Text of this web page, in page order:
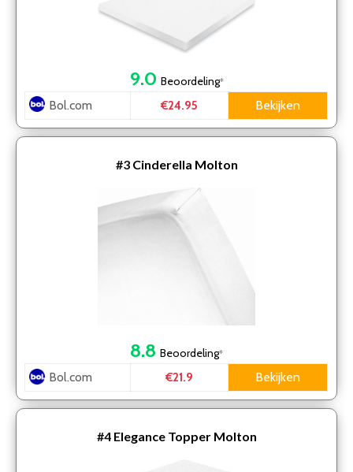
9.0 Beoordeling*
Bol.com €24.95 Bekijken
#3 Cinderella Molton
8.8 Beoordeling*
Bol.com €21.9 Bekijken
#4 Elegance Topper Molton